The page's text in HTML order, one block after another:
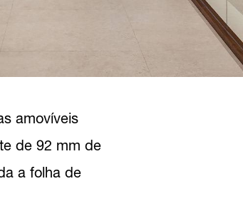
amovíveis
de 92 mm de
a folha de